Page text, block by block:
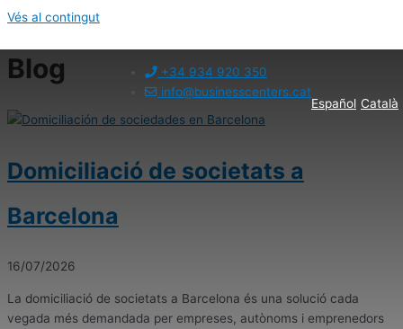
Vés al contingut
+34 934 920 350
info@businesscenters.cat
Español Català
Blog
Domiciliació de societats a
Barcelona
16/07/2026
La domiciliació de societats a Barcelona és una solució cada
vegada més demandada per empreses, autònoms i emprenedors